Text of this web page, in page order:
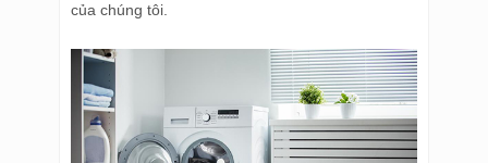
của chúng tôi.